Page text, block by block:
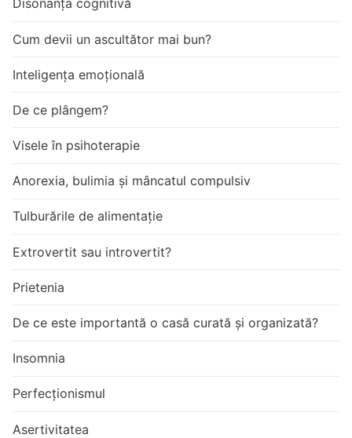
Disonanța cognitivă
Cum devii un ascultător mai bun?
Inteligența emoțională
De ce plângem?
Visele în psihoterapie
Anorexia, bulimia și mâncatul compulsiv
Tulburările de alimentație
Extrovertit sau introvertit?
Prietenia
De ce este importantă o casă curată și organizată?
Insomnia
Perfecționismul
Asertivitatea